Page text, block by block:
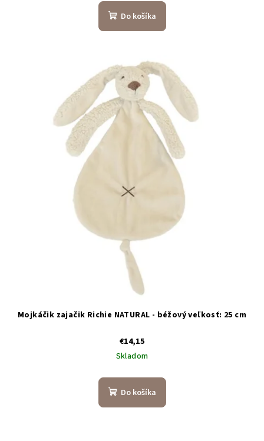
Do košíka
Mojkáčik zajačik Richie NATURAL - béžový veľkosť: 25 cm
€14,15
Skladom
Do košíka